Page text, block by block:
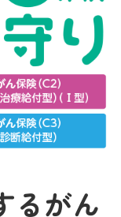
るがん